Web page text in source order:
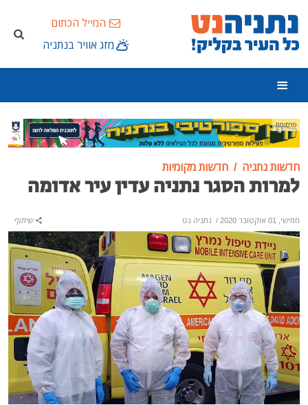
המייל הכתום
מזג אוויר בנתניה
פרסומת
חדשות נתניה חדשות מקומיות
למרות הסגר נתניה עדין עיר אדומה
חמישי, 01 אוקטובר 2020 / נתניה נט שיתוף